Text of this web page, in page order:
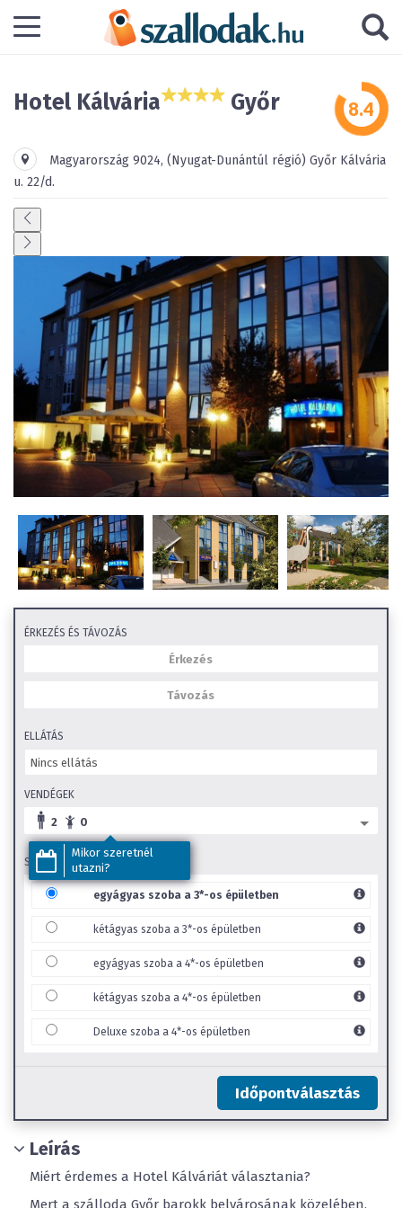
Hotel Kálvária Győr
Magyarország 9024, (Nyugat-Dunántúl régió) Győr Kálvária
u. 22/d.
ÉRKEZÉS ÉS TÁVOZÁS
Mikor szeretnél
utazni?
ELLÁTÁS
VENDÉGEK
2 0
SZOBA TÍPUS
egyágyas szoba a 3*-os épületben
kétágyas szoba a 3*-os épületben
egyágyas szoba a 4*-os épületben
kétágyas szoba a 4*-os épületben
Deluxe szoba a 4*-os épületben
Időpontválasztás
Leírás
Miért érdemes a Hotel Kálváriát választania?
Mert a szálloda Győr barokk belvárosának közelében,